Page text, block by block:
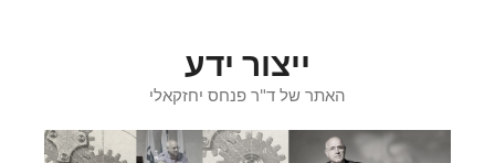
ייצור ידע
האתר של ד"ר פנחס יחזקאלי